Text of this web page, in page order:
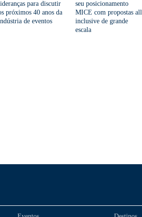
para discutir
próximos 40 anos da
de eventos
seu posicionamento
MICE com propostas all
inclusive de grande
escala